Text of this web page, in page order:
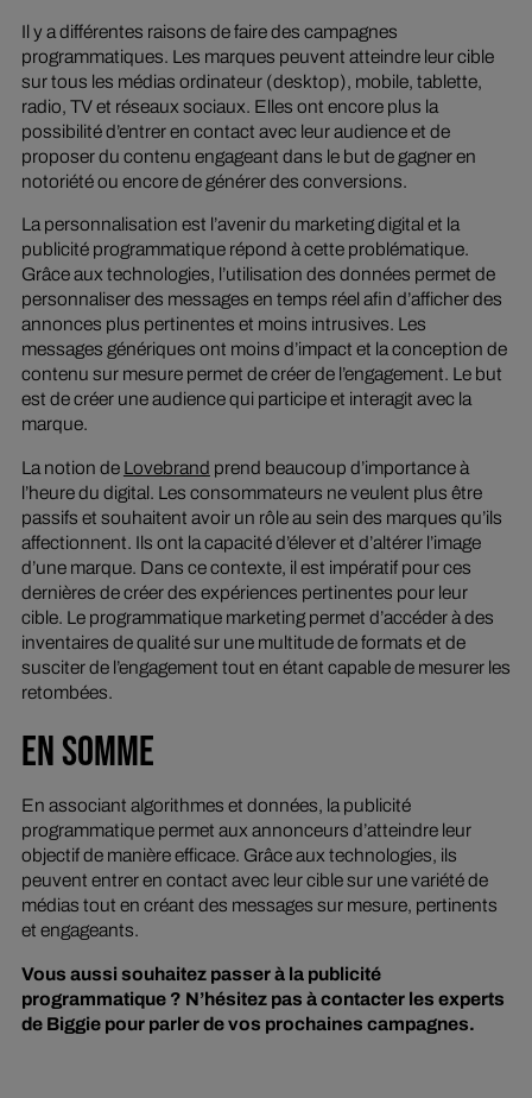
Il y a différentes raisons de faire des campagnes
programmatiques. Les marques peuvent atteindre leur cible
sur tous les médias ordinateur (desktop), mobile, tablette,
radio, TV et réseaux sociaux. Elles ont encore plus la
possibilité d’entrer en contact avec leur audience et de
proposer du contenu engageant dans le but de gagner en
notoriété ou encore de générer des conversions.
La personnalisation est l’avenir du marketing digital et la
publicité programmatique répond à cette problématique.
Grâce aux technologies, l’utilisation des données permet de
personnaliser des messages en temps réel afin d’afficher des
annonces plus pertinentes et moins intrusives. Les
messages génériques ont moins d’impact et la conception de
contenu sur mesure permet de créer de l’engagement. Le but
est de créer une audience qui participe et interagit avec la
marque.
La notion de Lovebrand prend beaucoup d’importance à
l’heure du digital. Les consommateurs ne veulent plus être
passifs et souhaitent avoir un rôle au sein des marques qu’ils
affectionnent. Ils ont la capacité d’élever et d’altérer l’image
d’une marque. Dans ce contexte, il est impératif pour ces
dernières de créer des expériences pertinentes pour leur
cible. Le programmatique marketing permet d’accéder à des
inventaires de qualité sur une multitude de formats et de
susciter de l’engagement tout en étant capable de mesurer les
retombées.
EN SOMME
En associant algorithmes et données, la publicité
programmatique permet aux annonceurs d’atteindre leur
objectif de manière efficace. Grâce aux technologies, ils
peuvent entrer en contact avec leur cible sur une variété de
médias tout en créant des messages sur mesure, pertinents
et engageants.
Vous aussi souhaitez passer à la publicité
programmatique ? N’hésitez pas à contacter les experts
de Biggie pour parler de vos prochaines campagnes.